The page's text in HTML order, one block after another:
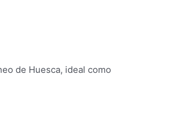
de Huesca, ideal como